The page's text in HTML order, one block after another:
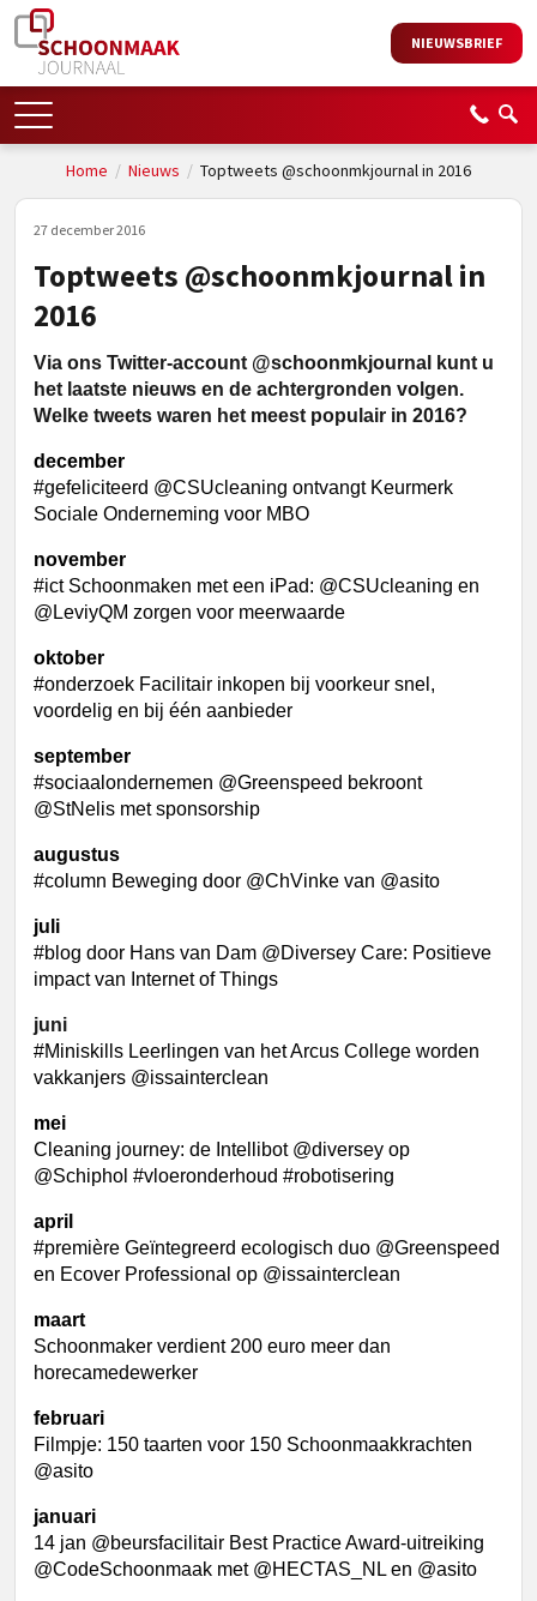
NIEUWSBRIEF
Home / Nieuws / Toptweets @schoonmkjournal in 2016
27 december 2016
Toptweets @schoonmkjournal in
2016
Via ons Twitter-account @schoonmkjournal kunt u
het laatste nieuws en de achtergronden volgen.
Welke tweets waren het meest populair in 2016?
december
#gefeliciteerd @CSUcleaning ontvangt Keurmerk
Sociale Onderneming voor MBO
november
#ict Schoonmaken met een iPad: @CSUcleaning en
@LeviyQM zorgen voor meerwaarde
oktober
#onderzoek Facilitair inkopen bij voorkeur snel,
voordelig en bij één aanbieder
september
#sociaalondernemen @Greenspeed bekroont
@StNelis met sponsorship
augustus
#column Beweging door @ChVinke van @asito
juli
#blog door Hans van Dam @Diversey Care: Positieve
impact van Internet of Things
juni
#Miniskills Leerlingen van het Arcus College worden
vakkanjers @issainterclean
mei
Cleaning journey: de Intellibot @diversey op
@Schiphol #vloeronderhoud #robotisering
april
#première Geïntegreerd ecologisch duo @Greenspeed
en Ecover Professional op @issainterclean
maart
Schoonmaker verdient 200 euro meer dan
horecamedewerker
februari
Filmpje: 150 taarten voor 150 Schoonmaakkrachten
@asito
januari
14 jan @beursfacilitair Best Practice Award-uitreiking
@CodeSchoonmaak met @HECTAS_NL en @asito